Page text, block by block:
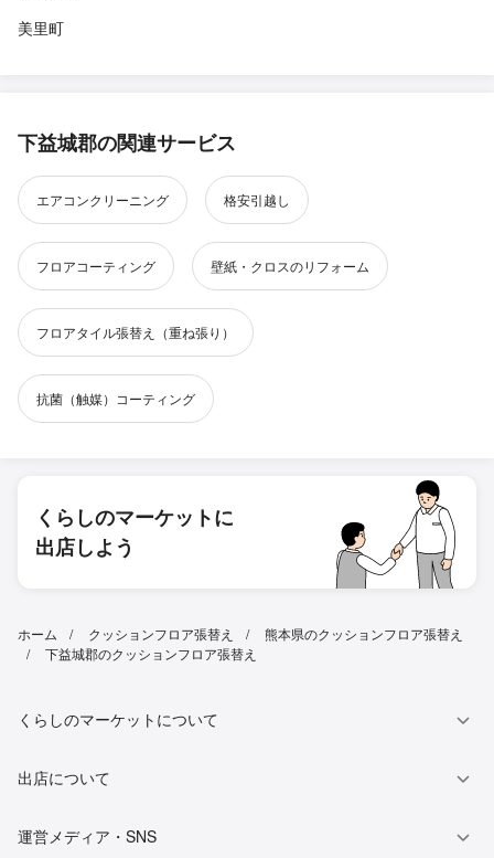
美里町
下益城郡の関連サービス
エアコンクリーニング 格安引越し
フロアコーティング 壁紙・クロスのリフォーム
フロアタイル張替え（重ね張り）
抗菌（触媒）コーティング
くらしのマーケットに
出店しよう
ホーム クッションフロア張替え
熊本県のクッションフロア張替え
下益城郡のクッションフロア張替え
くらしのマーケットについて
出店について
運営メディア・SNS